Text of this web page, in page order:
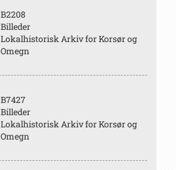
B2208
Billeder
Lokalhistorisk Arkiv for Korsør og
Omegn
B7427
Billeder
Lokalhistorisk Arkiv for Korsør og
Omegn